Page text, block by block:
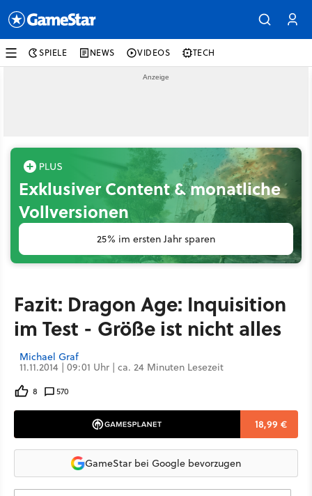
SPIELE NEWS VIDEOS TECH
Exklusiver Content & monatliche
Vollversionen
25% im ersten Jahr sparen
Fazit: Dragon Age: Inquisition
im Test - Größe ist nicht alles
Michael Graf
11.11.2014 | 09:01 Uhr | ca. 24 Minuten Lesezeit
8 570
18,99 €
GameStar bei Google bevorzugen